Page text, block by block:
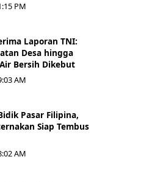
PM
Laporan TNI:
Desa hingga
Bersih Dikebut
AM
Pasar Filipina,
Siap Tembus
AM